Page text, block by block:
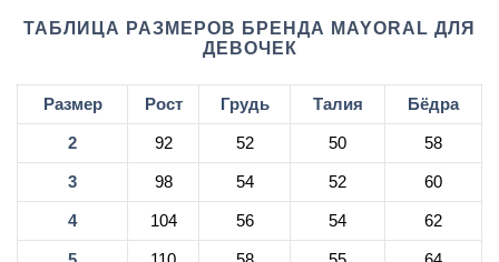
ТАБЛИЦА РАЗМЕРОВ БРЕНДА MAYORAL ДЛЯ
ДЕВОЧЕК
Размер Рост Грудь Талия Бёдра
2 92 52 50 58
3 98 54 52 60
4 104 56 54 62